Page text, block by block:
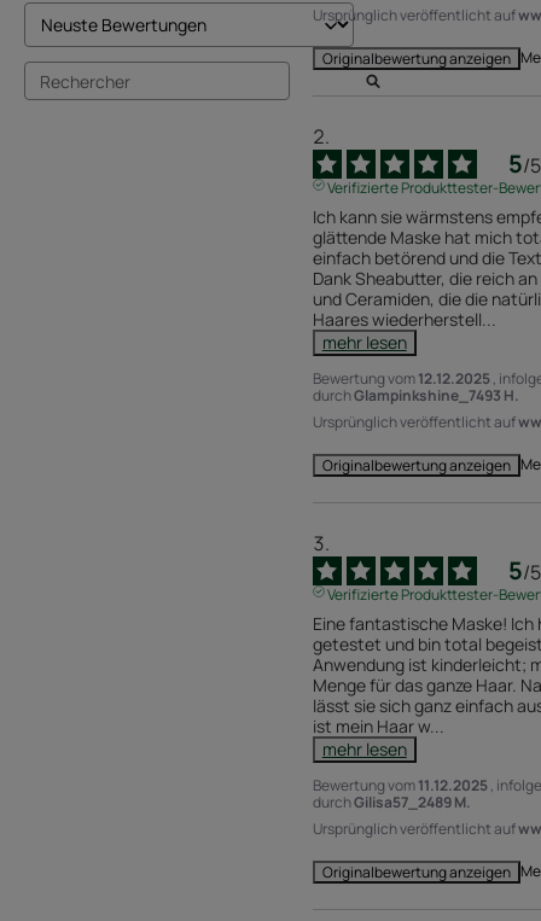
Ursprünglich veröffentlicht auf
Originalbewertung anzeigen
5/5
Verifizierte Produkttester-
Ich kann sie wärmstens
glättende Maske hat mich
einfach betörend und die
Dank Sheabutter, die reich
und Ceramiden, die die
Haares wiederherstell
mehr lesen
Bewertung vom12.12.2025,
durchGlampinkshine_7493 H.
Ursprünglich veröffentlicht auf
Originalbewertung anzeigen
5/5
Verifizierte Produkttester-
Eine fantastische Maske! Ich
getestet und bin total
Anwendung ist kinderleicht;
Menge für das ganze Haar.
lässt sie sich ganz einfach
ist mein Haar w...
mehr lesen
Bewertung vom11.12.2025,
durchGilisa57_2489 M.
Ursprünglich veröffentlicht auf
Originalbewertung anzeigen